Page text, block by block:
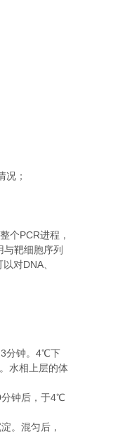
况；
个PCR进程，
靶细胞序列
以对DNA、
3分钟。 4℃下
水相上层的体
分钟后，于4℃
。混匀后，